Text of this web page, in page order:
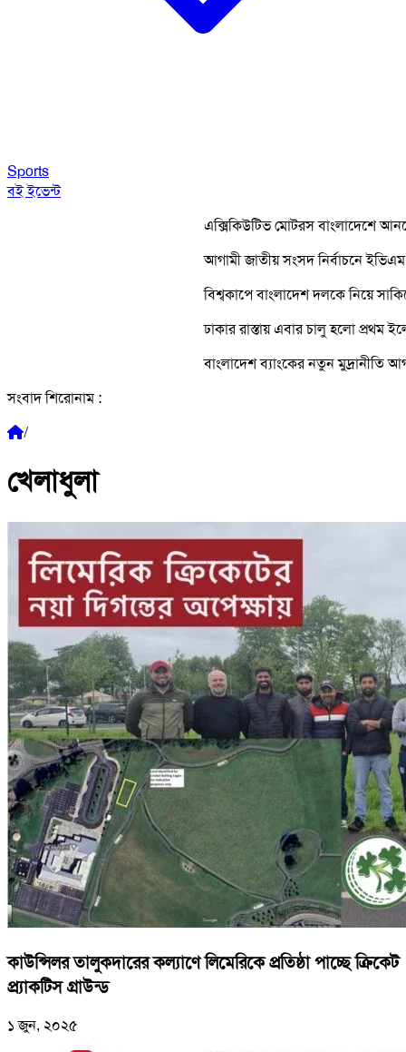
Sports
বইইভেন্ট
এক্সিকিউটিভ মোটরস বাংলাদেশে আনলো
আগামী জাতীয় সংসদ নির্বাচনে ইভিএম না
বিশ্বকাপে বাংলাদেশ দলকে নিয়ে সাকিবের
ঢাকার রাস্তায় এবার চালু হলো প্রথম ইলেকট্রিক বাস
বাংলাদেশ ব্যাংকের নতুন মুদ্রানীতি আগামী মাসে
সংবাদ শিরোনাম :
/
খেলাধুলা
কাউন্সিলর তালুকদারের কল্যাণে লিমেরিকে প্রতিষ্ঠা পাচ্ছে ক্রিকেট
প্র্যাকটিস গ্রাউন্ড
১ জুন, ২০২৫